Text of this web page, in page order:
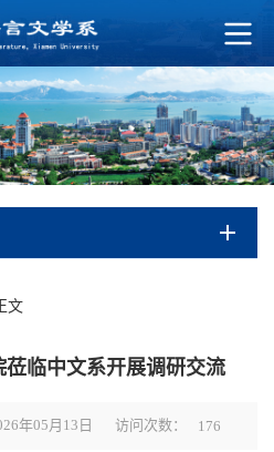
文
临中文系开展调研交流
年05月13日 访问次数： 176